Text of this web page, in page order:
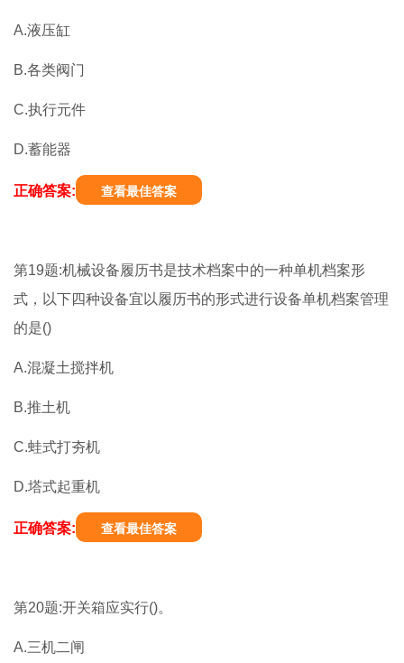
A.液压缸
B.各类阀门
C.执行元件
D.蓄能器
正确答案: 查看最佳答案
第19题:机械设备履历书是技术档案中的一种单机档案形
式，以下四种设备宜以履历书的形式进行设备单机档案管理
的是()
A.混凝土搅拌机
B.推土机
C.蛙式打夯机
D.塔式起重机
正确答案: 查看最佳答案
第20题:开关箱应实行()。
A.三机二闸